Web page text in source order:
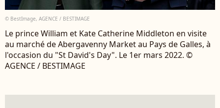
© BestImage, AGENCE / BESTIMAGE
Le prince William et Kate Catherine Middleton en visite
au marché de Abergavenny Market au Pays de Galles, à
l'occasion du "St David's Day". Le 1er mars 2022. ©
AGENCE / BESTIMAGE